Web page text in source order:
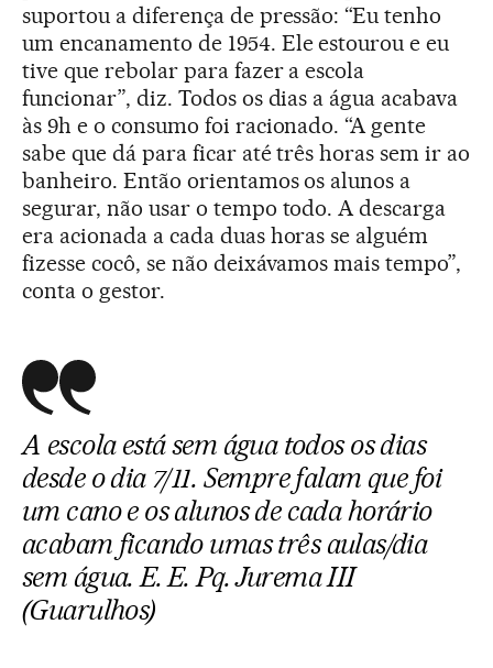
suportou a diferença de pressão: “Eu tenho
um encanamento de 1954. Ele estourou e eu
tive que rebolar para fazer a escola
funcionar”, diz. Todos os dias a água acabava
às 9h e o consumo foi racionado. “A gente
sabe que dá para ficar até três horas sem ir ao
banheiro. Então orientamos os alunos a
segurar, não usar o tempo todo. A descarga
era acionada a cada duas horas se alguém
fizesse cocô, se não deixávamos mais tempo”,
conta o gestor.
A escola está sem água todos os dias
desde o dia 7/11. Sempre falam que foi
um cano e os alunos de cada horário
acabam ficando umas três aulas/dia
sem água. E. E. Pq. Jurema III
(Guarulhos)